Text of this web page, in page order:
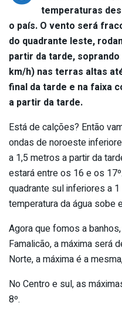
temperaturas
o país. O vento será
do quadrante leste,
partir da tarde,
km/h) nas terras altas
final da tarde e na faixa
a partir da tarde.
Está de calções? Então
ondas de noroeste
a 1,5 metros a partir da
estará entre os 16 e os
quadrante sul inferiores a
temperatura da água sobe
Agora que fomos a
Famalicão, a máxima será
Norte, a máxima é a
No Centro e sul, as
8º.